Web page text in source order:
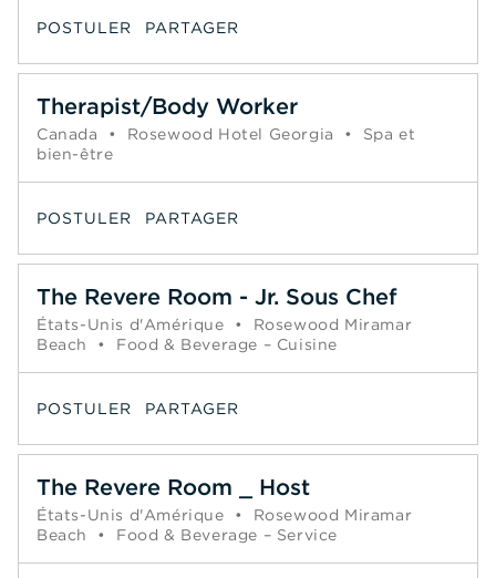
POSTULER PARTAGER
Therapist/Body Worker
Canada • Rosewood Hotel Georgia •
Spa et
bien-être
POSTULER PARTAGER
The Revere Room - Jr. Sous Chef
États-Unis d'Amérique •
Rosewood Miramar
Beach
• Food & Beverage – Cuisine
POSTULER PARTAGER
The Revere Room _ Host
États-Unis d'Amérique •
Rosewood Miramar
Beach
• Food & Beverage – Service